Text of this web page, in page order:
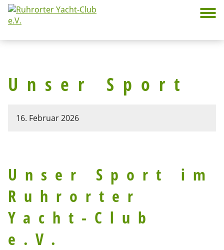
Unser Sport
16. Februar 2026
Unser Sport im
Ruhrorter
Yacht-Club
e.V.